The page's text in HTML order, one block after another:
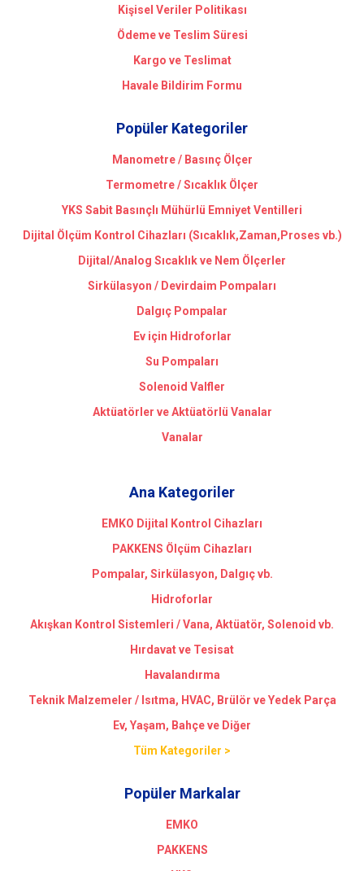
Kişisel Veriler Politikası
Ödeme ve Teslim Süresi
Kargo ve Teslimat
Havale Bildirim Formu
Popüler Kategoriler
Manometre / Basınç Ölçer
Termometre / Sıcaklık Ölçer
YKS Sabit Basınçlı Mühürlü Emniyet Ventilleri
Dijital Ölçüm Kontrol Cihazları (Sıcaklık,Zaman,Proses vb.)
Dijital/Analog Sıcaklık ve Nem Ölçerler
Sirkülasyon / Devirdaim Pompaları
Dalgıç Pompalar
Ev için Hidroforlar
Su Pompaları
Solenoid Valfler
Aktüatörler ve Aktüatörlü Vanalar
Vanalar
Ana Kategoriler
EMKO Dijital Kontrol Cihazları
PAKKENS Ölçüm Cihazları
Pompalar, Sirkülasyon, Dalgıç vb.
Hidroforlar
Akışkan Kontrol Sistemleri / Vana, Aktüatör, Solenoid vb.
Hırdavat ve Tesisat
Havalandırma
Teknik Malzemeler / Isıtma, HVAC, Brülör ve Yedek Parça
Ev, Yaşam, Bahçe ve Diğer
Tüm Kategoriler >
Popüler Markalar
EMKO
PAKKENS